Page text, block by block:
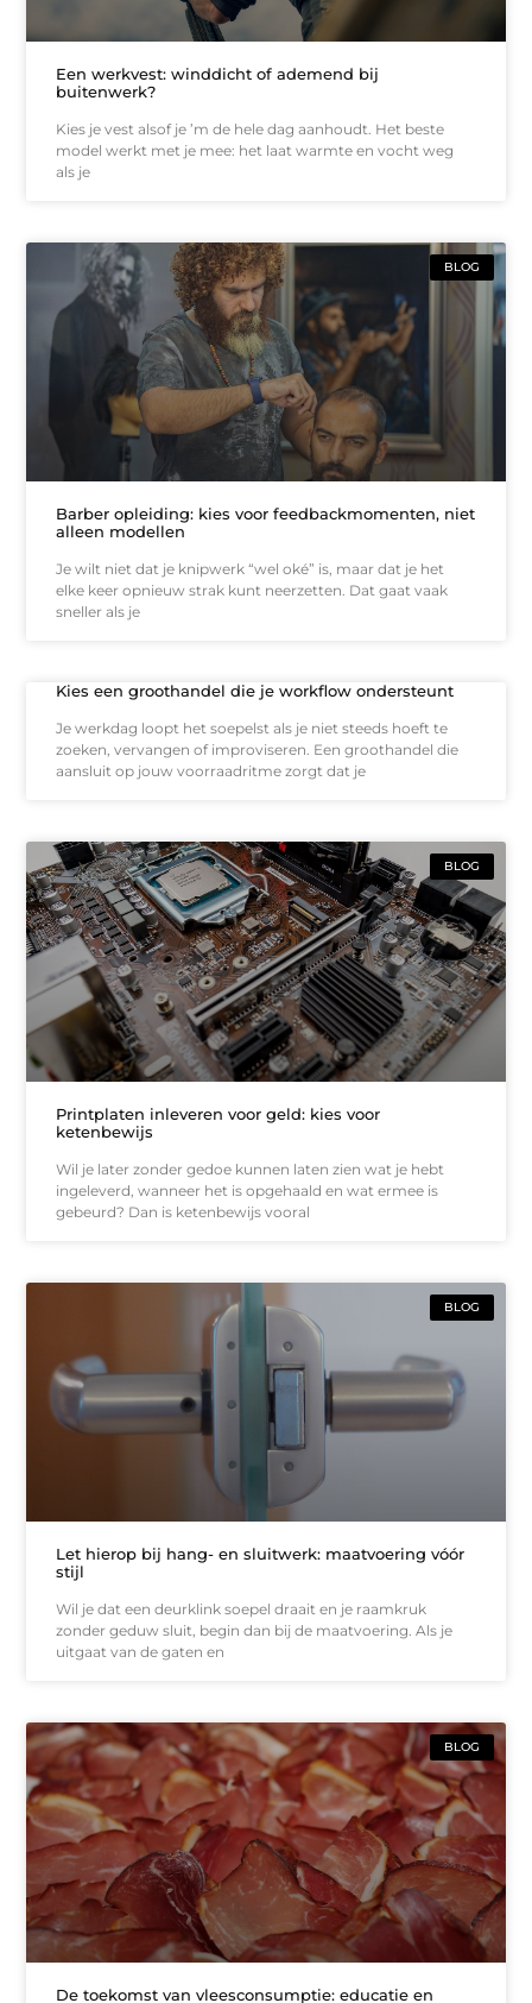
Een werkvest: winddicht of ademend bij
buitenwerk?
Kies je vest alsof je ’m de hele dag aanhoudt. Het beste
model werkt met je mee: het laat warmte en vocht weg
als je
BLOG
Barber opleiding: kies voor feedbackmomenten, niet
alleen modellen
Je wilt niet dat je knipwerk “wel oké” is, maar dat je het
elke keer opnieuw strak kunt neerzetten. Dat gaat vaak
sneller als je
Kies een groothandel die je workflow ondersteunt
Je werkdag loopt het soepelst als je niet steeds hoeft te
zoeken, vervangen of improviseren. Een groothandel die
aansluit op jouw voorraadritme zorgt dat je
BLOG
Printplaten inleveren voor geld: kies voor
ketenbewijs
Wil je later zonder gedoe kunnen laten zien wat je hebt
ingeleverd, wanneer het is opgehaald en wat ermee is
gebeurd? Dan is ketenbewijs vooral
BLOG
Let hierop bij hang- en sluitwerk: maatvoering vóór
stijl
Wil je dat een deurklink soepel draait en je raamkruk
zonder geduw sluit, begin dan bij de maatvoering. Als je
uitgaat van de gaten en
BLOG
De toekomst van vleesconsumptie: educatie en